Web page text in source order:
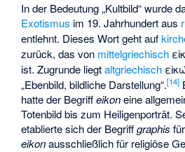
In der Bedeutung „Kultbild“ wurde
Exotismus im 19. Jahrhundert aus
entlehnt. Dieses Wort geht auf
zurück, das von mittelgriechisch
ist. Zugrunde liegtaltgriechisch
„Ebenbild, bildliche Darstellung“.[14]
hatte der Begriffeikoneine
Totenbild bis zum Heiligenporträt.
etablierte sich der Begriffgraphis
eikonausschließlich für religiöse